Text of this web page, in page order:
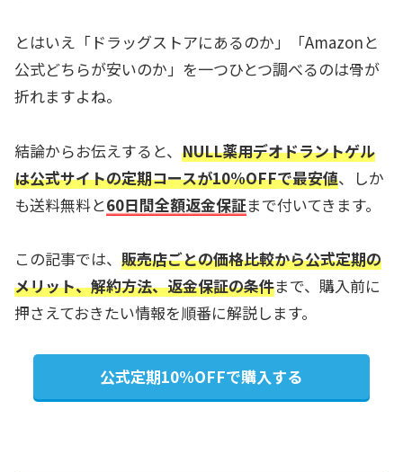
とはいえ「ドラッグストアにあるのか」「Amazonと
公式どちらが安いのか」を一つひとつ調べるのは骨が
折れますよね。
結論からお伝えすると、 NULL薬用デオドラントゲル
は公式サイトの定期コースが10%OFFで最安値、しか
も送料無料と60日間全額返金保証まで付いてきます。
この記事では、 販売店ごとの価格比較から公式定期の
メリット、解約方法、返金保証の条件まで、購入前に
押さえておきたい情報を順番に解説します。
公式定期10%OFFで購入する